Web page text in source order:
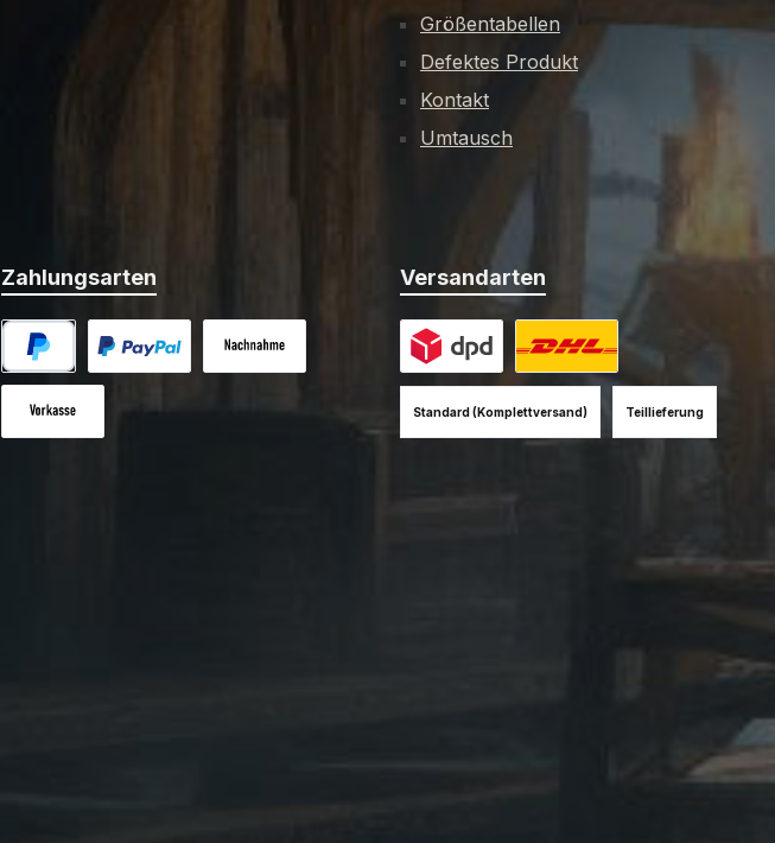
Größentabellen
Defektes Produkt
Kontakt
Umtausch
Zahlungsarten
PayPal Nachnahme (+12EUR)
Benutzerdefiniertes Bild 1
Versandarten
Standard (Komplettversand) Teillieferung
Benutzerdefiniertes Bild 1
Benutzerdefiniertes Bild 2